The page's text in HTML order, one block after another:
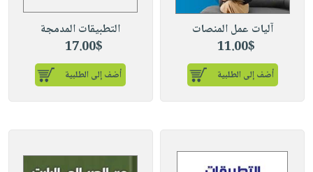
آليات عمل المنصات
11.00$
أضف إلى الطلبية
التطبيقات المدمجة
17.00$
أضف إلى الطلبية